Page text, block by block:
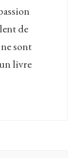
de
sont
livre